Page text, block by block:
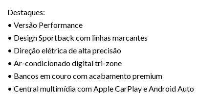
Destaques:
• Versão Performance
• Design Sportback com linhas marcantes
• Direção elétrica de alta precisão
• Ar-condicionado digital tri-zone
• Bancos em couro com acabamento premium
• Central multimídia com Apple CarPlay e Android Auto